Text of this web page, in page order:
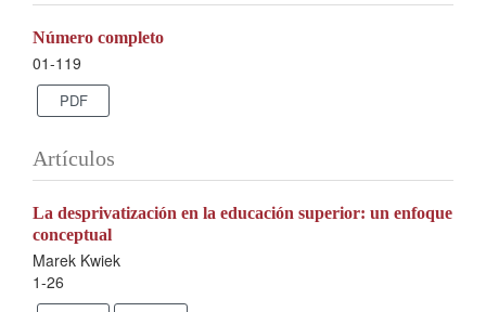
Número completo
01-119
PDF
Artículos
La desprivatización en la educación superior: un enfoque
conceptual
Marek Kwiek
1-26